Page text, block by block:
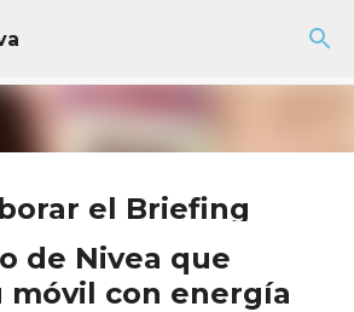
contenido principal
el Briefing
+ Plantilla
de Nivea que
móvil con energía